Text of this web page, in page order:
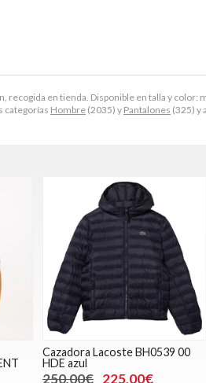
recogida en tienda. Disponible en talla y color:
categorías Hombre (2035) y Pantalones (325) y
Cazadora Lacoste BH0539 00
HDE azul
250,00€ 225,00€